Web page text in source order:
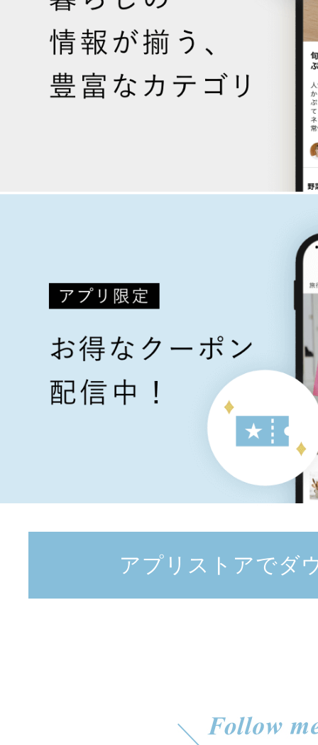
アプリストアでダ